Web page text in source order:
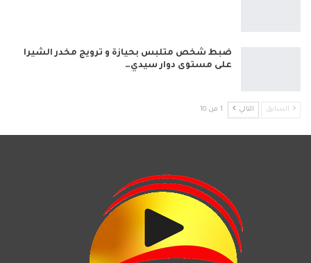
ضبط شخص متلبس بحيازة و ترويج مخدر الشيرا
على مستوى دوار سيدي…
السابق التالي 1 من 10